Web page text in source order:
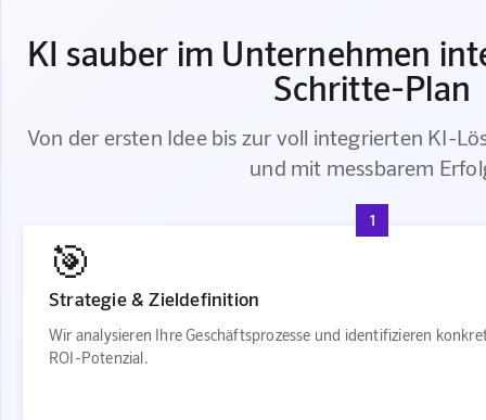
KI sauber im Unternehmen
Schritte-Plan
Von der ersten Idee bis zur voll integrierten KI-
und mit messbarem
1
🎯
Strategie & Zieldefinition
Wir analysieren Ihre Geschäftsprozesse und identifizieren
ROI-Potenzial.